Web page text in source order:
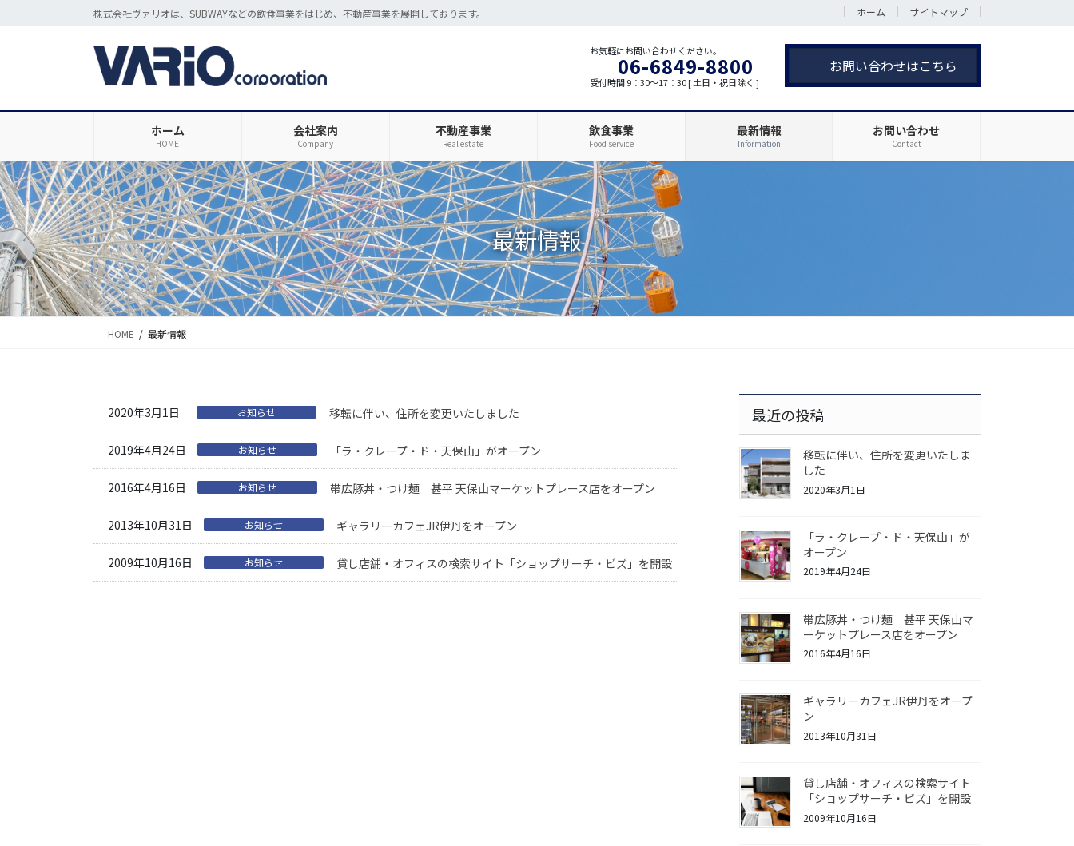
ン
ビ
移
動
株式会社ヴァリオは、SUBWAYなどの飲食事業をはじめ、不動産事業を展開しております。 ホーム サイトマップ
お気軽にお問い合わせください。
06-6849-8800
受付時間 9：30～17：30 [ 土日・祝日除く ]
お問い合わせはこちら
ホーム
HOME
会社案内
Company
不動産事業
Real estate
飲食事業
Food service
最新情報
Information
お問い合わせ
Contact
最新情報
HOME 最新情報
2020年3月1日 お知らせ 移転に伴い、住所を変更いたしました
2019年4月24日 お知らせ 「ラ・クレープ・ド・天保山」がオープン
2016年4月16日 お知らせ 帯広豚丼・つけ麺 甚平 天保山マーケットプレース店をオープン
2013年10月31日 お知らせ ギャラリーカフェJR伊丹をオープン
2009年10月16日 お知らせ 貸し店舗・オフィスの検索サイト「ショップサーチ・ビズ」を開設
最近の投稿
移転に伴い、住所を変更いたしま
した
2020年3月1日
「ラ・クレープ・ド・天保山」が
オープン
2019年4月24日
帯広豚丼・つけ麺 甚平 天保山マ
ーケットプレース店をオープン
2016年4月16日
ギャラリーカフェJR伊丹をオープ
ン
2013年10月31日
貸し店舗・オフィスの検索サイト
「ショップサーチ・ビズ」を開設
2009年10月16日